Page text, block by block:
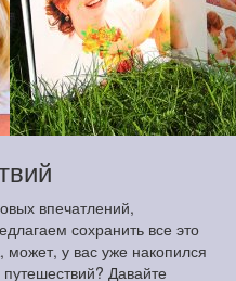
впечатлений,
сохранить все это
у вас уже накопился
Давайте